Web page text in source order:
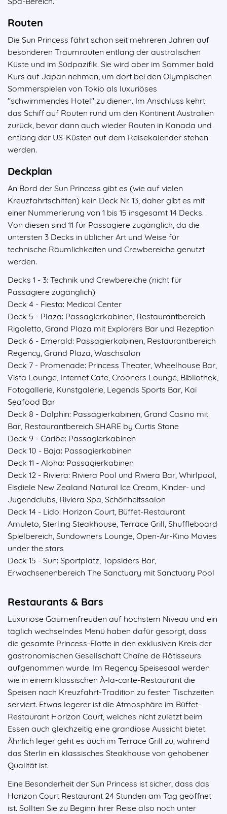
Routen
Die Sun Princess fährt schon seit mehreren Jahren auf
besonderen Traumrouten entlang der australischen
Küste und im Südpazifik. Sie wird aber im Sommer bald
Kurs auf Japan nehmen, um dort bei den Olympischen
Sommerspielen von Tokio als luxuriöses
"schwimmendes Hotel" zu dienen. Im Anschluss kehrt
das Schiff auf Routen rund um den Kontinent Australien
zurück, bevor dann auch wieder Routen in Kanada und
entlang der US-Küsten auf dem Reisekalender stehen
werden.
Deckplan
An Bord der Sun Princess gibt es (wie auf vielen
Kreuzfahrtschiffen) kein Deck Nr. 13, daher gibt es mit
einer Nummerierung von 1 bis 15 insgesamt 14 Decks.
Von diesen sind 11 für Passagiere zugänglich, da die
untersten 3 Decks in üblicher Art und Weise für
technische Räumlichkeiten und Crewbereiche genutzt
werden.
Decks 1 - 3: Technik und Crewbereiche (nicht für
Passagiere zugänglich)
Deck 4 - Fiesta: Medical Center
Deck 5 - Plaza: Passagierkabinen, Restaurantbereich
Rigoletto, Grand Plaza mit Explorers Bar und Rezeption
Deck 6 - Emerald: Passagierkabinen, Restaurantbereich
Regency, Grand Plaza, Waschsalon
Deck 7 - Promenade: Princess Theater, Wheelhouse Bar,
Vista Lounge, Internet Cafe, Crooners Lounge, Bibliothek,
Fotogallerie, Kunstgalerie, Legends Sports Bar, Kai
Seafood Bar
Deck 8 - Dolphin: Passagierkabinen, Grand Casino mit
Bar, Restaurantbereich SHARE by Curtis Stone
Deck 9 - Caribe: Passagierkabinen
Deck 10 - Baja: Passagierkabinen
Deck 11 - Aloha: Passagierkabinen
Deck 12 - Riviera: Riviera Pool und Riviera Bar, Whirlpool,
Eisdiele New Zealand Natural Ice Cream, Kinder- und
Jugendclubs, Riviera Spa, Schönheitssalon
Deck 14 - Lido: Horizon Court, Büffet-Restaurant
Amuleto, Sterling Steakhouse, Terrace Grill, Shuffleboard
Spielbereich, Sundowners Lounge, Open-Air-Kino Movies
under the stars
Deck 15 - Sun: Sportplatz, Topsiders Bar,
Erwachsenenbereich The Sanctuary mit Sanctuary Pool
Restaurants & Bars
Luxuriöse Gaumenfreuden auf höchstem Niveau und ein
täglich wechselndes Menü haben dafür gesorgt, dass
die gesamte Princess-Flotte in den exklusiven Kreis der
gastronomischen Gesellschaft Chaîne de Rôtisseurs
aufgenommen wurde. Im Regency Speisesaal werden
wie in einem klassischen À-la-carte-Restaurant die
Speisen nach Kreuzfahrt-Tradition zu festen Tischzeiten
serviert. Etwas legerer ist die Atmosphäre im Büffet-
Restaurant Horizon Court, welches nicht zuletzt beim
Essen auch gleichzeitig eine grandiose Aussicht bietet.
Ähnlich leger geht es auch im Terrace Grill zu, während
das Sterlin ein klassisches Steakhouse von gehobener
Qualität ist.
Eine Besonderheit der Sun Princess ist sicher, dass das
Horizon Court Restaurant 24 Stunden am Tag geöffnet
ist. Sollten Sie zu Beginn ihrer Reise also noch unter